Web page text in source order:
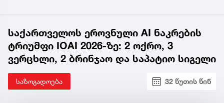
საქართველოს ეროვნული AI ნაკრების
ტრიუმფი IOAI 2026-ზე: 2 ოქრო, 3
ვერცხლი, 2 ბრინჯაო და საპატიო სიგელი
საზოგადოება 32 წუთის წინ